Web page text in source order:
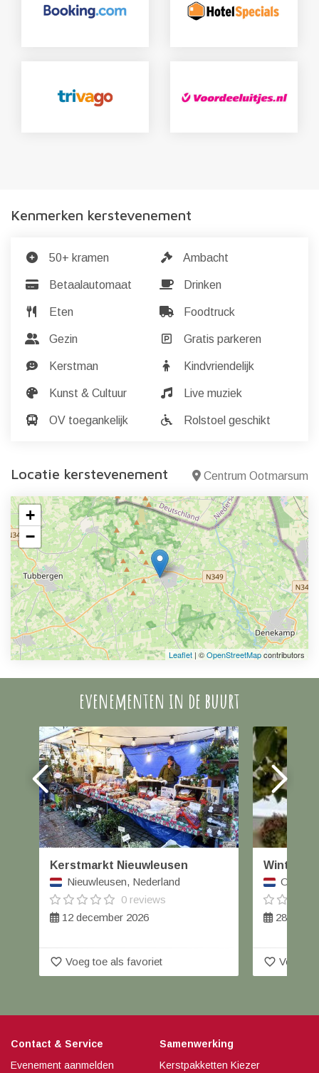
Kenmerken kerstevenement
50+ kramen Ambacht
Betaalautomaat Drinken
Eten Foodtruck
Gezin Gratis parkeren
Kerstman Kindvriendelijk
Kunst & Cultuur Live muziek
OV toegankelijk Rolstoel geschikt
Locatie kerstevenement Centrum Ootmarsum
+
−
Leaflet | ©OpenStreetMapcontributors
evenementen in de buurt
Kerstmarkt Nieuwleusen
Nieuwleusen, Nederland
0 reviews
12 december 2026
favorite_border Voeg toe als favoriet
28 t/m
favorite_border Voeg
Contact & Service
Evenement aanmelden
Samenwerking
Kerstpakketten Kiezer